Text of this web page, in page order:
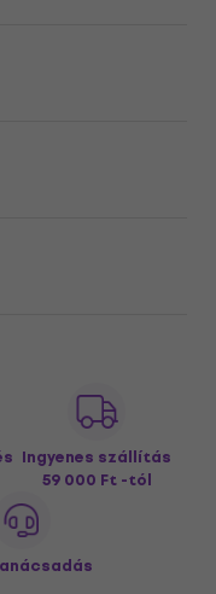
Ingyenes szállítás
59 000 Ft -tól